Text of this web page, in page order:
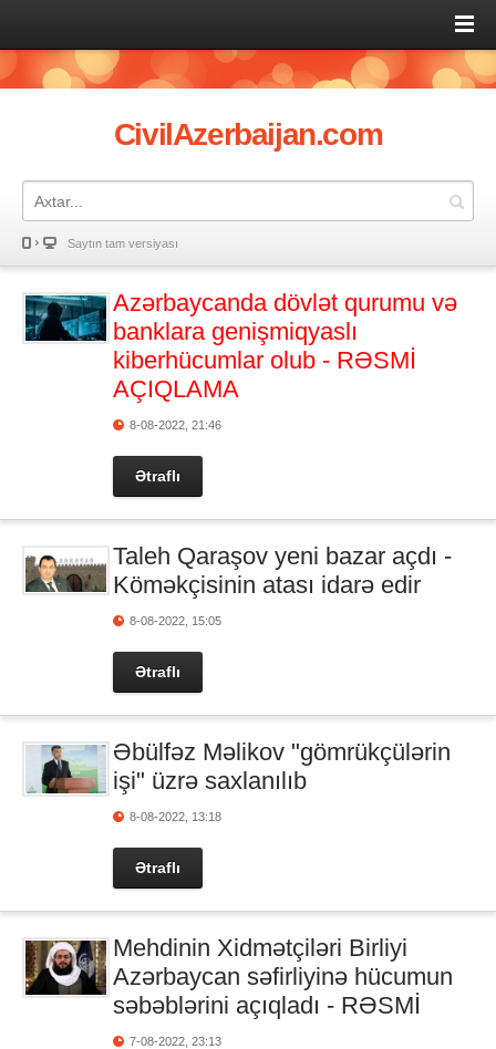
CivilAzerbaijan.com
Saytın tam versiyası
Azərbaycanda dövlət qurumu və
banklara genişmiqyaslı
kiberhücumlar olub - RƏSMİ
AÇIQLAMA
8-08-2022, 21:46
Ətraflı
Taleh Qaraşov yeni bazar açdı -
Köməkçisinin atası idarə edir
8-08-2022, 15:05
Ətraflı
Əbülfəz Məlikov "gömrükçülərin
işi" üzrə saxlanılıb
8-08-2022, 13:18
Ətraflı
Mehdinin Xidmətçiləri Birliyi
Azərbaycan səfirliyinə hücumun
səbəblərini açıqladı - RƏSMİ
7-08-2022, 23:13